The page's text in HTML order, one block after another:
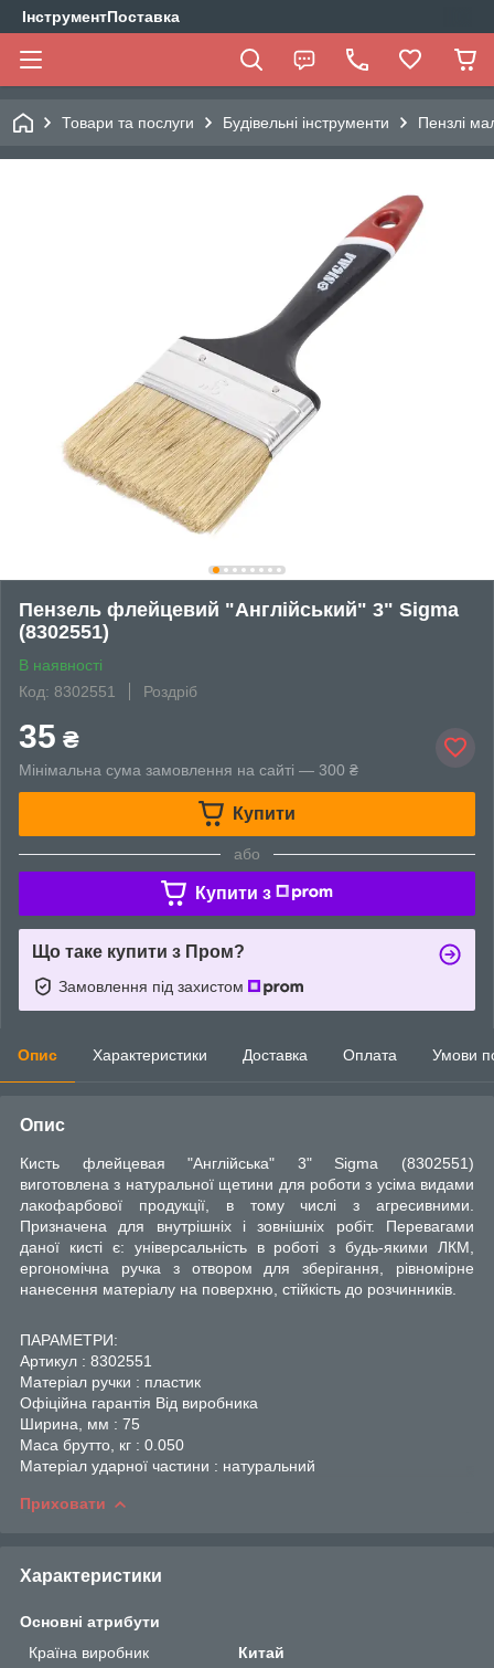
ІнструментПоставка
Товари та послуги Будівельні інструменти Пензлі
Пензель флейцевий "Англійський" 3" Sigma
(8302551)
В наявності
Код: 8302551
Роздріб
35 ₴
Мінімальна сума замовлення на сайті — 300 ₴
Купити
або
Купити з
Що таке купити з Пром?
Замовлення під захистом
Опис Характеристики Доставка Оплата Умови
Опис
Кисть флейцевая "Англійська" 3" Sigma (8302551)
виготовлена з натуральної щетини для роботи з усіма видами
лакофарбової продукції, в тому числі з агресивними.
Призначена для внутрішніх і зовнішніх робіт. Перевагами
даної кисті є: універсальність в роботі з будь-якими ЛКМ,
ергономічна ручка з отвором для зберігання, рівномірне
нанесення матеріалу на поверхню, стійкість до розчинників.
ПАРАМЕТРИ:
Артикул : 8302551
Матеріал ручки : пластик
Офіційна гарантія Від виробника
Ширина, мм : 75
Маса брутто, кг : 0.050
Матеріал ударної частини : натуральний
Приховати
Характеристики
Основні атрибути
Країна виробник
Китай